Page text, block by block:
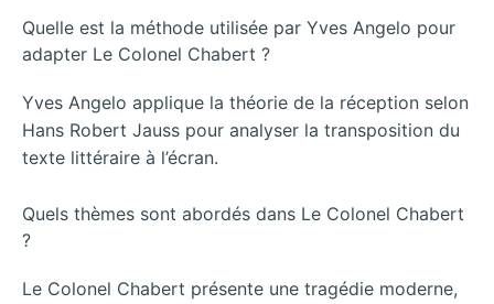
Quelle est la méthode utilisée par Yves Angelo pour
adapter Le Colonel Chabert ?
Yves Angelo applique la théorie de la réception selon
Hans Robert Jauss pour analyser la transposition du
texte littéraire à l’écran.
Quels thèmes sont abordés dans Le Colonel Chabert
?
Le Colonel Chabert présente une tragédie moderne,